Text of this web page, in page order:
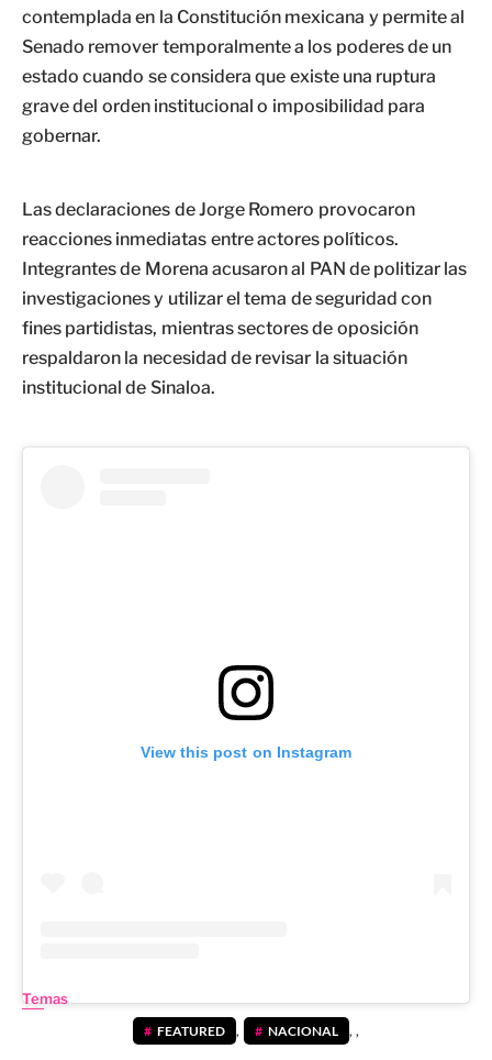
contemplada en la Constitución mexicana y permite al
Senado remover temporalmente a los poderes de un
estado cuando se considera que existe una ruptura
grave del orden institucional o imposibilidad para
gobernar.
Las declaraciones de Jorge Romero provocaron
reacciones inmediatas entre actores políticos.
Integrantes de Morena acusaron al PAN de politizar las
investigaciones y utilizar el tema de seguridad con
fines partidistas, mientras sectores de oposición
respaldaron la necesidad de revisar la situación
institucional de Sinaloa.
View this post on Instagram
Temas
FEATURED , NACIONAL , ,